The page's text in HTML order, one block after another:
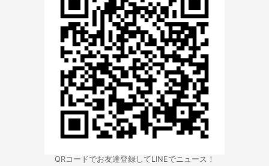
QRコードでお友達登録してLINEでニュース！